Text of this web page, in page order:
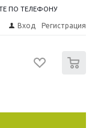
ПО ТЕЛЕФОНУ
Вход Регистрация